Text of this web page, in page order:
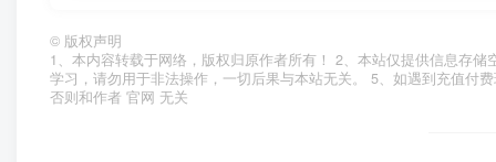
© 版权声明
1、本内容转载于网络，版权归原作者所有！ 2、本站仅提供信息存
学习，请勿用于非法操作，一切后果与本站无关。 5、如遇到充值付
否则和作者 官网 无关